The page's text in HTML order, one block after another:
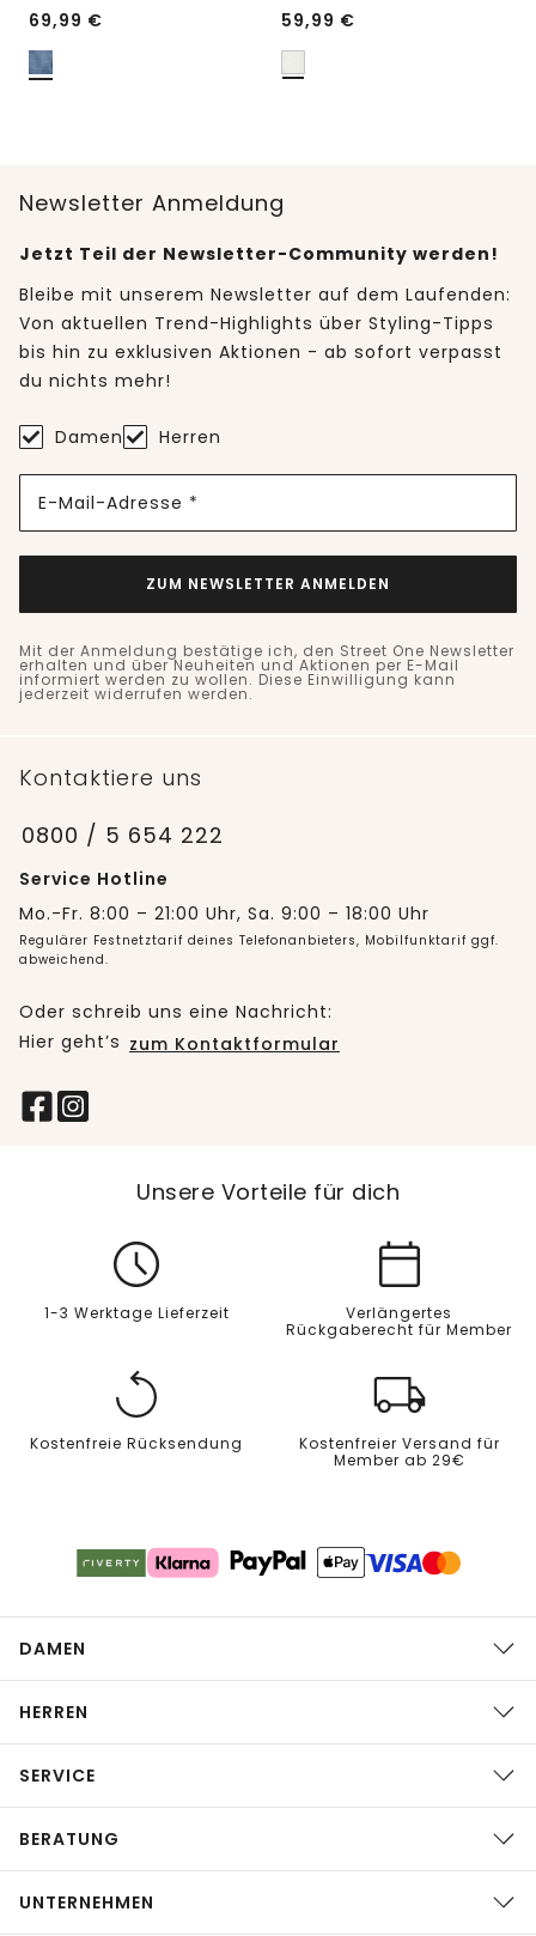
69,99 € 59,99 €
Newsletter Anmeldung
Jetzt Teil der Newsletter-Community werden!
Bleibe mit unserem Newsletter auf dem Laufenden:
Von aktuellen Trend-Highlights über Styling-Tipps
bis hin zu exklusiven Aktionen - ab sofort verpasst
du nichts mehr!
Damen Herren
E-Mail-Adresse *
ZUM NEWSLETTER ANMELDEN
Mit der Anmeldung bestätige ich, den Street One Newsletter
erhalten und über Neuheiten und Aktionen per E-Mail
informiert werden zu wollen. Diese Einwilligung kann
jederzeit widerrufen werden.
Kontaktiere uns
0800 / 5 654 222
Service Hotline
Mo.-Fr. 8:00 – 21:00 Uhr, Sa. 9:00 – 18:00 Uhr
Regulärer Festnetztarif deines Telefonanbieters, Mobilfunktarif ggf.
abweichend.
Oder schreib uns eine Nachricht:
Hier geht’s zum Kontaktformular
Unsere Vorteile für dich
1-3 Werktage Lieferzeit
Verlängertes
Rückgaberecht für Member
Kostenfreie Rücksendung
Kostenfreier Versand für
Member ab 29€
DAMEN
HERREN
SERVICE
BERATUNG
UNTERNEHMEN